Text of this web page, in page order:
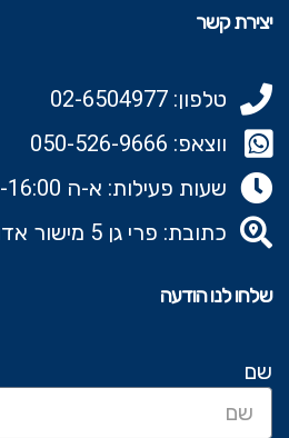
יצירת קשר
טלפון: 02-6504977
ווצאפ: 050-526-9666‬
שעות פעילות: א-ה 09:00-16:00
כתובת: פרי גן 5 מישור אדומים
שלחו לנו הודעה
שם